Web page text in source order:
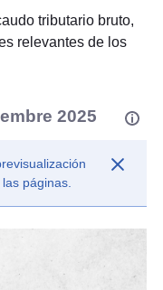
tributario bruto,
relevantes de los
2025
páginas.